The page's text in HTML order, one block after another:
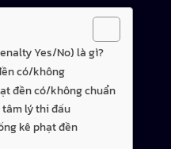
Yes/No) là gì?
có/không
đền có/không chuẩn
lý thi đấu
kê phạt đền